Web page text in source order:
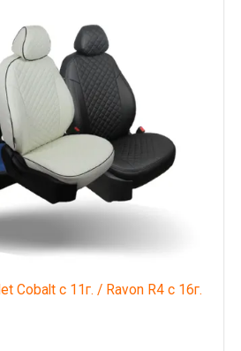
Cobalt с 11г. / Ravon R4 с 16г.